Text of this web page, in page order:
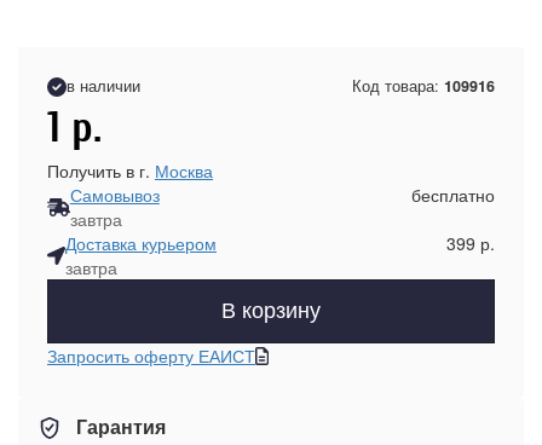
в наличии Код товара: 109916
1 р.
Получить в г. Москва
Самовывоз
завтра
бесплатно
Доставка курьером
завтра
399 р.
В корзину
Запросить оферту ЕАИСТ
Гарантия